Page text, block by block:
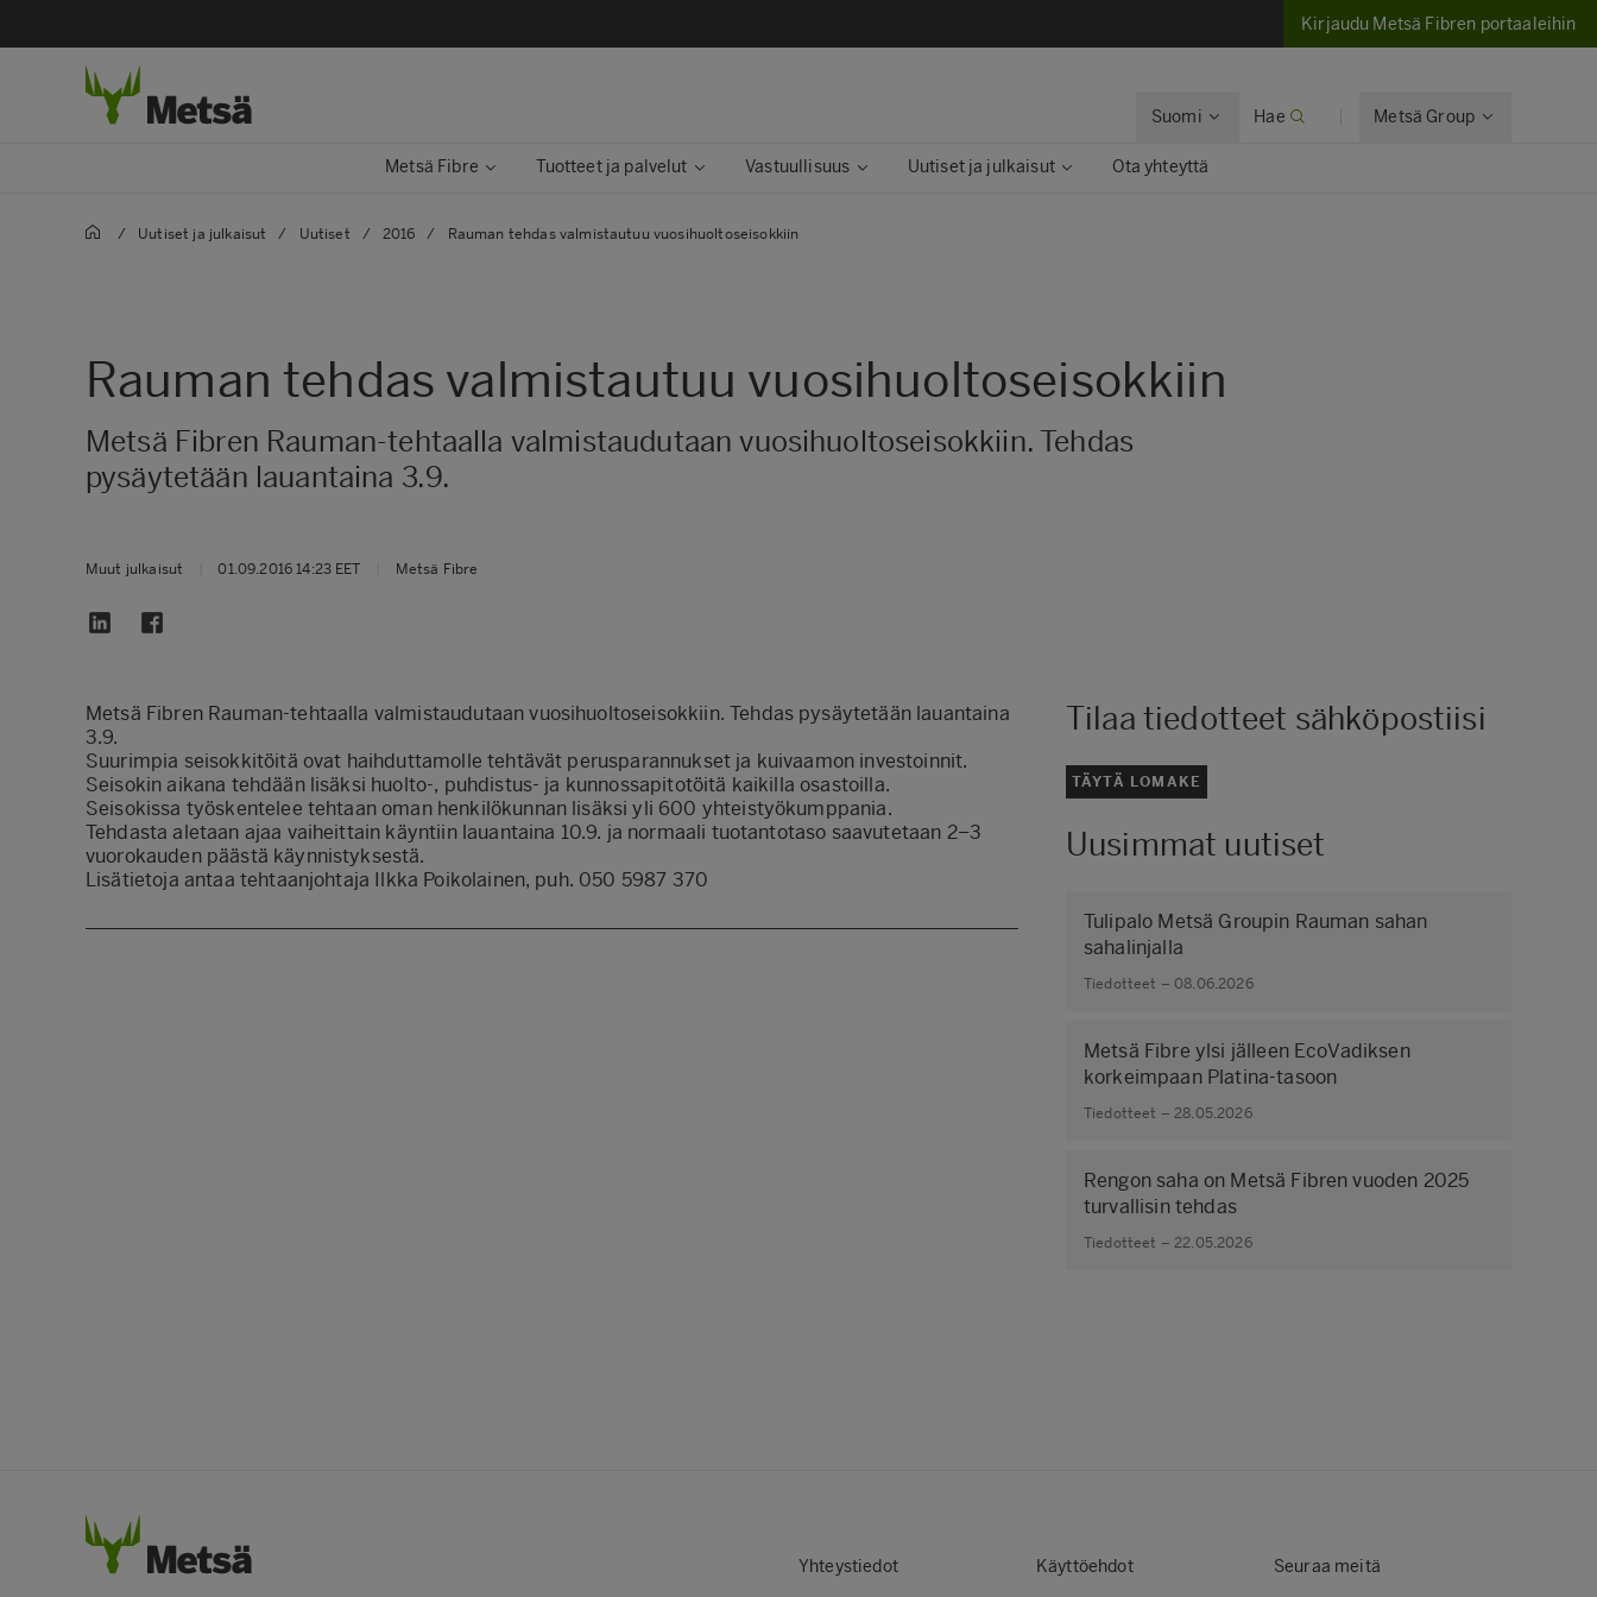
Kirjaudu Metsä Fibren portaaleihin
Suomi Hae Metsä Group
Metsä Fibre Tuotteet ja palvelut Vastuullisuus Uutiset ja julkaisut Ota yhteyttä
/ Uutiset ja julkaisut / Uutiset / 2016 / Rauman tehdas valmistautuu vuosihuoltoseisokkiin
Rauman tehdas valmistautuu vuosihuoltoseisokkiin
Metsä Fibren Rauman-tehtaalla valmistaudutaan vuosihuoltoseisokkiin. Tehdas
pysäytetään lauantaina 3.9.
Muut julkaisut 01.09.2016 14:23 EET Metsä Fibre
Metsä Fibren Rauman-tehtaalla valmistaudutaan vuosihuoltoseisokkiin. Tehdas pysäytetään lauantaina
3.9.
Suurimpia seisokkitöitä ovat haihduttamolle tehtävät perusparannukset ja kuivaamon investoinnit.
Seisokin aikana tehdään lisäksi huolto-, puhdistus- ja kunnossapitotöitä kaikilla osastoilla.
Seisokissa työskentelee tehtaan oman henkilökunnan lisäksi yli 600 yhteistyökumppania.
Tehdasta aletaan ajaa vaiheittain käyntiin lauantaina 10.9. ja normaali tuotantotaso saavutetaan 2–3
vuorokauden päästä käynnistyksestä.
Lisätietoja antaa tehtaanjohtaja Ilkka Poikolainen, puh. 050 5987 370
Tilaa tiedotteet sähköpostiisi
TÄYTÄ LOMAKE
Uusimmat uutiset
Tulipalo Metsä Groupin Rauman sahan
sahalinjalla
Tiedotteet – 08.06.2026
Metsä Fibre ylsi jälleen EcoVadiksen
korkeimpaan Platina-tasoon
Tiedotteet – 28.05.2026
Rengon saha on Metsä Fibren vuoden 2025
turvallisin tehdas
Tiedotteet – 22.05.2026
Yhteystiedot Käyttöehdot Seuraa meitä